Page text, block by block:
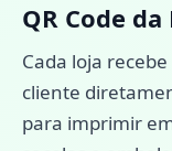
QR Code da
Cada loja
cliente
para imprimir